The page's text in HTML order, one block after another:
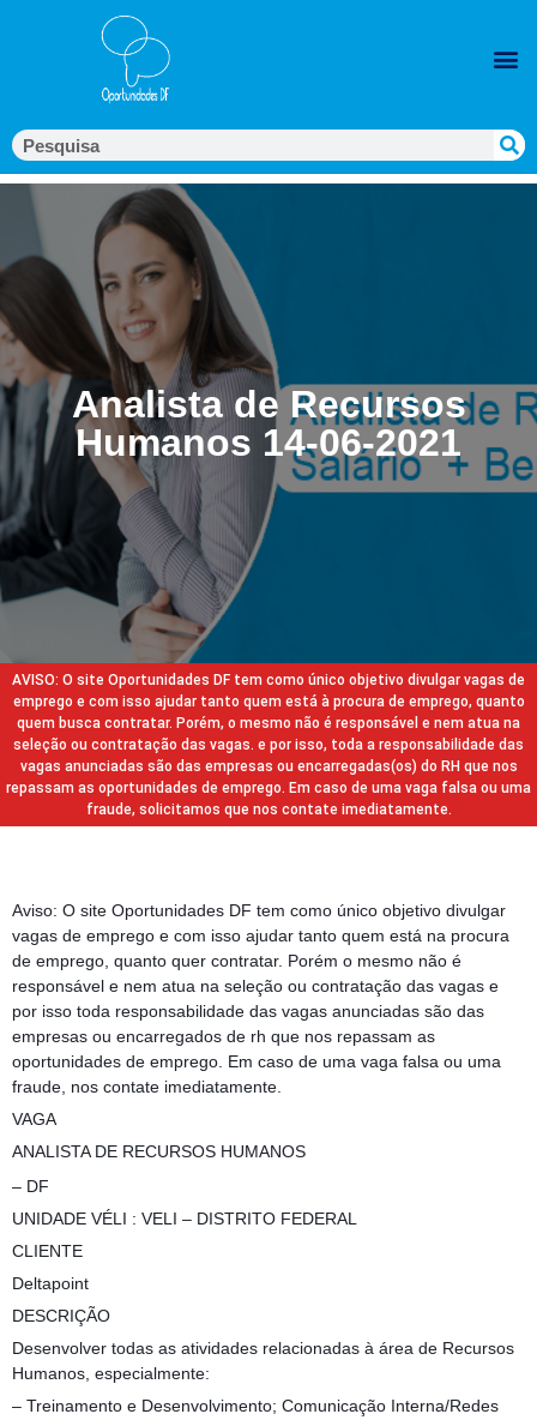
Analista de Recursos
Humanos 14-06-2021
AVISO: O site Oportunidades DF tem como único objetivo divulgar vagas de
emprego e com isso ajudar tanto quem está à procura de emprego, quanto
quem busca contratar. Porém, o mesmo não é responsável e nem atua na
seleção ou contratação das vagas. e por isso, toda a responsabilidade das
vagas anunciadas são das empresas ou encarregadas(os) do RH que nos
repassam as oportunidades de emprego. Em caso de uma vaga falsa ou uma
fraude, solicitamos que nos contate imediatamente.
Aviso: O site Oportunidades DF tem como único objetivo divulgar
vagas de emprego e com isso ajudar tanto quem está na procura
de emprego, quanto quer contratar. Porém o mesmo não é
responsável e nem atua na seleção ou contratação das vagas e
por isso toda responsabilidade das vagas anunciadas são das
empresas ou encarregados de rh que nos repassam as
oportunidades de emprego. Em caso de uma vaga falsa ou uma
fraude, nos contate imediatamente.
VAGA
ANALISTA DE RECURSOS HUMANOS
– DF
UNIDADE VÉLI : VELI – DISTRITO FEDERAL
CLIENTE
Deltapoint
DESCRIÇÃO
Desenvolver todas as atividades relacionadas à área de Recursos
Humanos, especialmente:
– Treinamento e Desenvolvimento; Comunicação Interna/Redes